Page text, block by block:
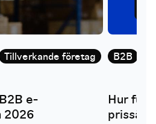
Tillverkande företag
e-
2026
B2B
Hur